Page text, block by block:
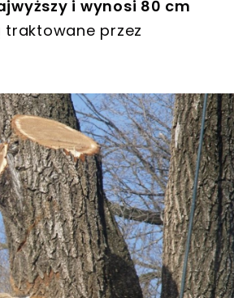
i wynosi 80 cm
przez